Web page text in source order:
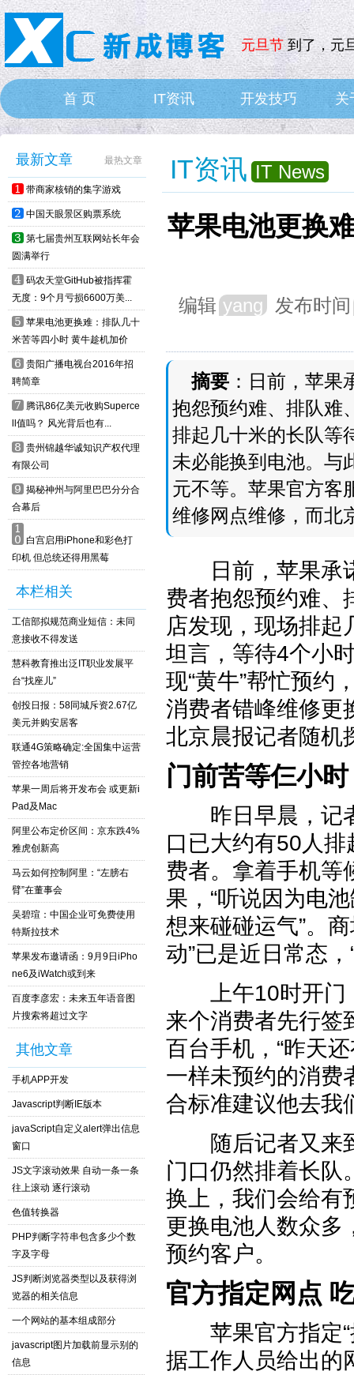
元旦节 到了，元
首 页 HOME
IT资讯 IT News
开发技巧 关
最新文章 最热文章
1 带商家核销的集字游戏
2 中国天眼景区购票系统
3 第七届贵州互联网站长年会
圆满举行
4 码农天堂GitHub被指挥霍
无度：9个月亏损6600万美...
5 苹果电池更换难：排队几十
米苦等四小时 黄牛趁机加价
6 贵阳广播电视台2016年招
聘简章
7 腾讯86亿美元收购Superce
ll值吗？ 风光背后也有...
8 贵州锦越华诚知识产权代理
有限公司
9 揭秘神州与阿里巴巴分分合
合幕后
1
0 白宫启用iPhone和彩色打
印机 但总统还得用黑莓
本栏相关
工信部拟规范商业短信：未同
意接收不得发送
慧科教育推出泛IT职业发展平
台“找座儿”
创投日报：58同城斥资2.67亿
美元并购安居客
联通4G策略确定:全国集中运营
管控各地营销
苹果一周后将开发布会 或更新i
Pad及Mac
阿里公布定价区间：京东跌4%
雅虎创新高
马云如何控制阿里：“左膀右
臂”在董事会
吴碧瑄：中国企业可免费使用
特斯拉技术
苹果发布邀请函：9月9日iPho
ne6及iWatch或到来
百度李彦宏：未来五年语音图
片搜索将超过文字
其他文章
手机APP开发
Javascript判断IE版本
javaScript自定义alert弹出信息
窗口
JS文字滚动效果 自动一条一条
往上滚动 逐行滚动
色值转换器
PHP判断字符串包含多少个数
字及字母
JS判断浏览器类型以及获得浏
览器的相关信息
一个网站的基本组成部分
javascript图片加载前显示别的
信息
IT资讯 IT News
苹果电池更换
编辑 yang 发布时间
摘要 ：日前，苹
抱怨预约难、排队难
排起几十米的长队等
未必能换到电池。与
元不等。苹果官方客
维修网点维修，而北
日前，苹果承诺
费者抱怨预约难、
店发现，现场排起
坦言，等待4个小
现“黄牛”帮忙预约
消费者错峰维修更
北京晨报记者随机
门前苦等仨小
昨日早晨，记者
口已大约有50人
费者。拿着手机等
果，“听说因为电
想来碰碰运气”。
动”已是近日常态
上午10时开门，
来个消费者先行签
百台手机，“昨天
一样未预约的消费
合标准建议他去我
随后记者又来到
门口仍然排着长队
换上，我们会给有
更换电池人数众多
预约客户。
官方指定网点
苹果官方指定“
据工作人员给出的